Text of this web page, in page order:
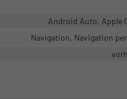
Android Auto, Apple
Navigation, Navigation